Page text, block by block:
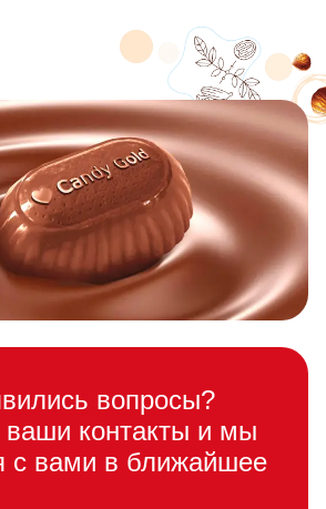
вопросы?
ваши контакты и мы
с вами в ближайшее